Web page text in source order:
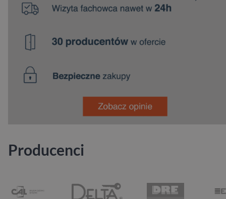
Producenci